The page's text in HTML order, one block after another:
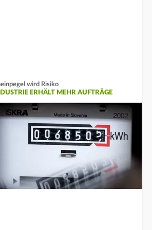
wird Risiko
ERHÄLT MEHR AUFTRÄGE